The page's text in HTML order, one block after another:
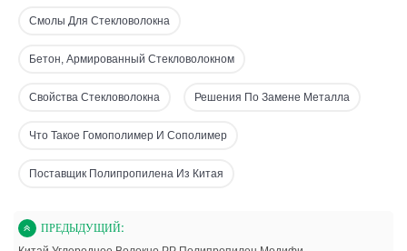
Смолы Для Стекловолокна
Бетон, Армированный Стекловолокном
Свойства Стекловолокна Решения По Замене Металла
Что Такое Гомополимер И Сополимер
Поставщик Полипропилена Из Китая
ПРЕДЫДУЩИЙ: